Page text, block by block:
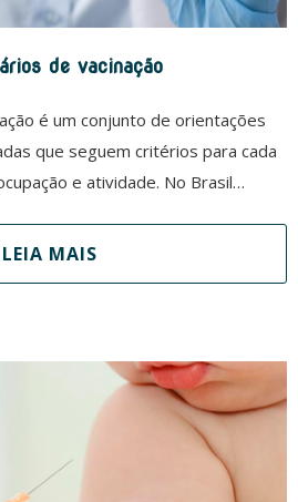
de vacinação
é um conjunto de orientações
que seguem critérios para cada
e atividade. No Brasil…
LEIA MAIS